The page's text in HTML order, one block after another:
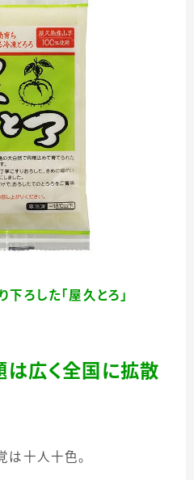
ろした「屋久とろ」
広く全国に拡散
は十人十色。